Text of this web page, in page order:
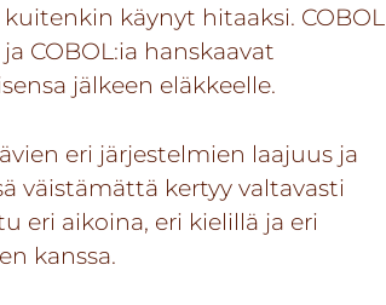
käynyt hitaaksi. COBOL
COBOL:ia hanskaavat
jälkeen eläkkeelle.
eri järjestelmien laajuus ja
väistämättä kertyy valtavasti
eri aikoina, eri kielillä ja eri
kanssa.